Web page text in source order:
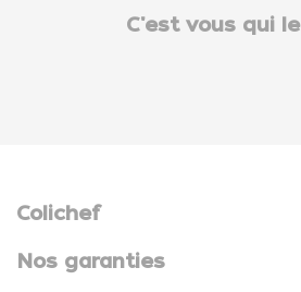
C'est vous qui
Colichef
Nos garanties